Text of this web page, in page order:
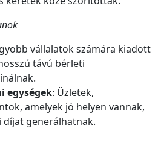
vállalatok számára kiadott
távú bérleti
egységek: Üzletek,
amelyek jó helyen vannak,
díjat generálhatnak.